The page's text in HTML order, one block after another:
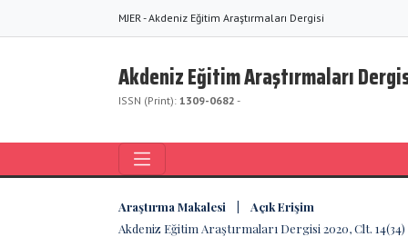
MJER - Akdeniz Eğitim Araştırmaları Dergisi
Akdeniz Eğitim Araştırmaları
ISSN (Print): 1309-0682 -
Araştırma Makalesi | Açık Erişim
Akdeniz Eğitim Araştırmaları Dergisi 2020, Clt. 14(34)